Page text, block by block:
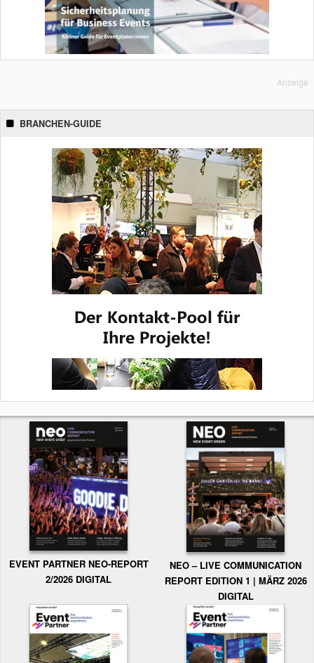
Anzeige
BRANCHEN-GUIDE
EVENT PARTNER NEO-REPORT
2/2026 DIGITAL
NEO – LIVE COMMUNICATION
REPORT EDITION 1 | MÄRZ 2026
DIGITAL